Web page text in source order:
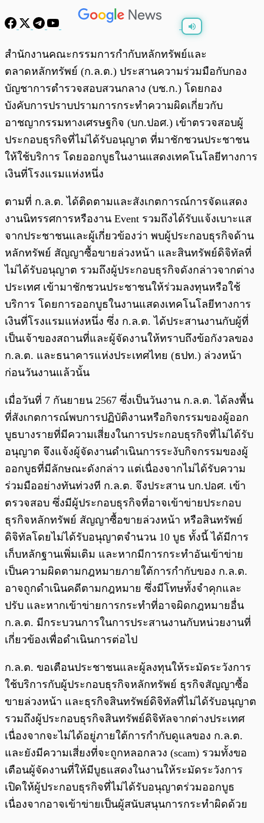
สำนักงานคณะกรรมการกำกับหลักทรัพย์และ
ตลาดหลักทรัพย์ (ก.ล.ต.) ประสานความร่วมมือกับกอง
บัญชาการตำรวจสอบสวนกลาง (บช.ก.) โดยกอง
บังคับการปราบปรามการกระทำความผิดเกี่ยวกับ
อาชญากรรมทางเศรษฐกิจ (บก.ปอศ.) เข้าตรวจสอบผู้
ประกอบธุรกิจที่ไม่ได้รับอนุญาต ที่มาชักชวนประชาชน
ให้ใช้บริการ โดยออกบูธในงานแสดงเทคโนโลยีทางการ
เงินที่โรงแรมแห่งหนึ่ง
ตามที่ ก.ล.ต. ได้ติดตามและสังเกตการณ์การจัดแสดง
งานนิทรรศการหรืองาน Event รวมถึงได้รับแจ้งเบาะแส
จากประชาชนและผู้เกี่ยวข้องว่า พบผู้ประกอบธุรกิจด้าน
หลักทรัพย์ สัญญาซื้อขายล่วงหน้า และสินทรัพย์ดิจิทัลที่
ไม่ได้รับอนุญาต รวมถึงผู้ประกอบธุรกิจดังกล่าวจากต่าง
ประเทศ เข้ามาชักชวนประชาชนให้ร่วมลงทุนหรือใช้
บริการ โดยการออกบูธในงานแสดงเทคโนโลยีทางการ
เงินที่โรงแรมแห่งหนึ่ง ซึ่ง ก.ล.ต. ได้ประสานงานกับผู้ที่
เป็นเจ้าของสถานที่และผู้จัดงานให้ทราบถึงข้อกังวลของ
ก.ล.ต. และธนาคารแห่งประเทศไทย (ธปท.) ล่วงหน้า
ก่อนวันงานแล้วนั้น
เมื่อวันที่ 7 กันยายน 2567 ซึ่งเป็นวันงาน ก.ล.ต. ได้ลงพื้น
ที่สังเกตการณ์พบการปฏิบัติงานหรือกิจกรรมของผู้ออก
บูธบางรายที่มีความเสี่ยงในการประกอบธุรกิจที่ไม่ได้รับ
อนุญาต จึงแจ้งผู้จัดงานดำเนินการระงับกิจกรรมของผู้
ออกบูธที่มีลักษณะดังกล่าว แต่เนื่องจากไม่ได้รับความ
ร่วมมืออย่างทันท่วงที ก.ล.ต. จึงประสาน บก.ปอศ. เข้า
ตรวจสอบ ซึ่งมีผู้ประกอบธุรกิจที่อาจเข้าข่ายประกอบ
ธุรกิจหลักทรัพย์ สัญญาซื้อขายล่วงหน้า หรือสินทรัพย์
ดิจิทัลโดยไม่ได้รับอนุญาตจำนวน 10 บูธ ทั้งนี้ ได้มีการ
เก็บหลักฐานเพิ่มเติม และหากมีการกระทำอันเข้าข่าย
เป็นความผิดตามกฎหมายภายใต้การกำกับของ ก.ล.ต.
อาจถูกดำเนินคดีตามกฎหมาย ซึ่งมีโทษทั้งจำคุกและ
ปรับ และหากเข้าข่ายการกระทำที่อาจผิดกฎหมายอื่น
ก.ล.ต. มีกระบวนการในการประสานงานกับหน่วยงานที่
เกี่ยวข้องเพื่อดำเนินการต่อไป
ก.ล.ต. ขอเตือนประชาชนและผู้ลงทุนให้ระมัดระวังการ
ใช้บริการกับผู้ประกอบธุรกิจหลักทรัพย์ ธุรกิจสัญญาซื้อ
ขายล่วงหน้า และธุรกิจสินทรัพย์ดิจิทัลที่ไม่ได้รับอนุญาต
รวมถึงผู้ประกอบธุรกิจสินทรัพย์ดิจิทัลจากต่างประเทศ
เนื่องจากจะไม่ได้อยู่ภายใต้การกำกับดูแลของ ก.ล.ต.
และยังมีความเสี่ยงที่จะถูกหลอกลวง (scam) รวมทั้งขอ
เตือนผู้จัดงานที่ให้มีบูธแสดงในงานให้ระมัดระวังการ
เปิดให้ผู้ประกอบธุรกิจที่ไม่ได้รับอนุญาตร่วมออกบูธ
เนื่องจากอาจเข้าข่ายเป็นผู้สนับสนุนการกระทำผิดด้วย